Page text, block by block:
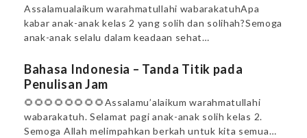
Assalamualaikum warahmatullahi wabarakatuhApa
kabar anak-anak kelas 2 yang solih dan solihah?Semoga
anak-anak selalu dalam keadaan sehat…
Bahasa Indonesia – Tanda Titik pada
Penulisan Jam
🌻🌻🌻🌻🌻🌻🌻🌻Assalamu’alaikum warahmatullahi
wabarakatuh. Selamat pagi anak-anak solih kelas 2.
Semoga Allah melimpahkan berkah untuk kita semua…